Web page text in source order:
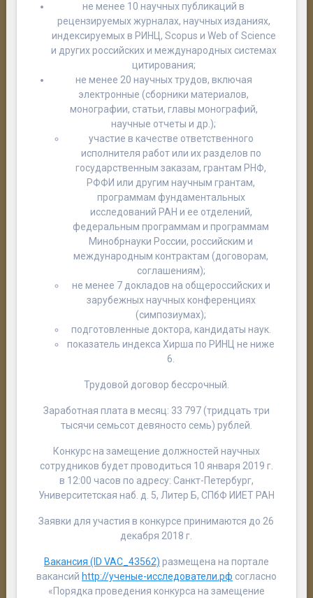
не менее 10 научных публикаций в
рецензируемых журналах, научных изданиях,
индексируемых в РИНЦ, Scopus и Web of Science
и других российских и международных системах
цитирования;
не менее 20 научных трудов, включая
электронные (сборники материалов,
монографии, статьи, главы монографий,
научные отчеты и др.);
участие в качестве ответственного
исполнителя работ или их разделов по
государственным заказам, грантам РНФ,
РФФИ или другим научным грантам,
программам фундаментальных
исследований РАН и ее отделений,
федеральным программам и программам
Минобрнауки России, российским и
международным контрактам (договорам,
соглашениям);
не менее 7 докладов на общероссийских и
зарубежных научных конференциях
(симпозиумах);
подготовленные доктора, кандидаты наук.
показатель индекса Хирша по РИНЦ не ниже
6.
Трудовой договор бессрочный.
Заработная плата в месяц: 33 797 (тридцать три
тысячи семьсот девяносто семь) рублей.
Конкурс на замещение должностей научных
сотрудников будет проводиться 10 января 2019 г.
в 12:00 часов по адресу: Санкт-Петербург,
Университетская наб. д. 5, Литер Б, СПбФ ИИЕТ РАН
Заявки для участия в конкурсе принимаются до 26
декабря 2018 г.
Вакансия (ID VAC_43562) размещена на портале
вакансий http://ученые-исследователи.рф согласно
«Порядка проведения конкурса на замещение